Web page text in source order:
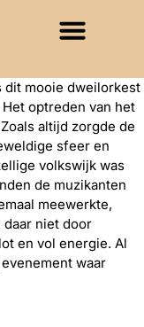
dit mooie dweilorkest
optreden van het
altijd zorgde de
sfeer en
volkswijk was
de muzikanten
meewerkte,
niet door
en vol energie. Al
waar